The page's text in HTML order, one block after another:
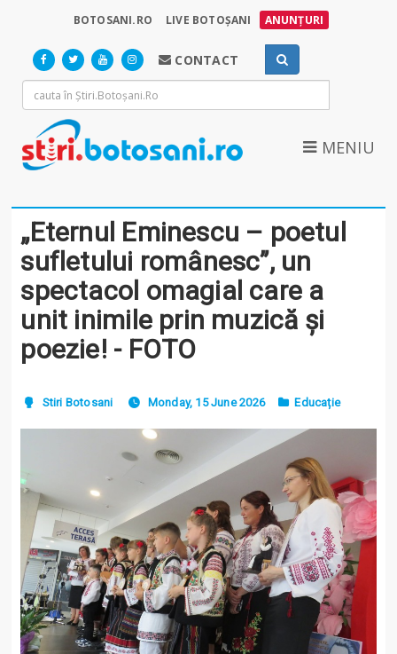
BOTOSANI.RO LIVE BOTOȘANI ANUNȚURI
CONTACT
MENIU
„Eternul Eminescu – poetul
sufletului românesc”, un
spectacol omagial care a
unit inimile prin muzică și
poezie! - FOTO
Stiri Botosani Monday, 15 June 2026 Educație